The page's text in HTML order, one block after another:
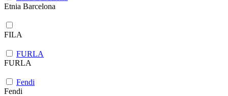
Etnia Barcelona
FILA
FURLA
FURLA
Fendi
Fendi